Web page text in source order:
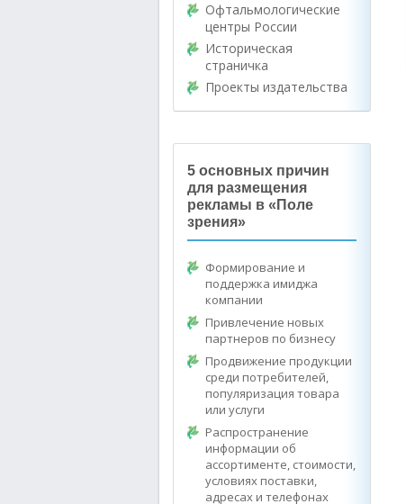
Офтальмологические
центры России
Историческая
страничка
Проекты издательства
5 основных причин
для размещения
рекламы в «Поле
зрения»
Формирование и
поддержка имиджа
компании
Привлечение новых
партнеров по бизнесу
Продвижение продукции
среди потребителей,
популяризация товара
или услуги
Распространение
информации об
ассортименте, стоимости,
условиях поставки,
адресах и телефонах